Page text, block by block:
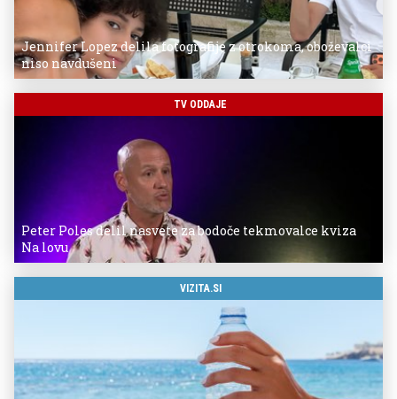
Jennifer Lopez delila fotografije z otrokoma, oboževalci
niso navdušeni
TV ODDAJE
Peter Poles delil nasvete za bodoče tekmovalce kviza
Na lovu
VIZITA.SI